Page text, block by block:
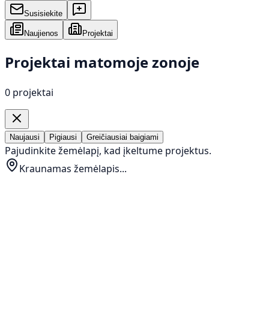
Susisiekite
Naujienos Projektai
Projektai matomoje zonoje
0 projektai
Naujausi Pigiausi Greičiausiai baigiami
Pajudinkite žemėlapį, kad įkeltume projektus.
Kraunamas žemėlapis...